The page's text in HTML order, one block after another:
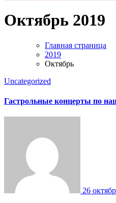
Октябрь 2019
Главная страница
2019
Октябрь
Uncategorized
Гастрольные концерты по
26